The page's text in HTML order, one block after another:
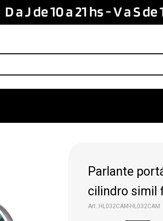
Parlante
cilindro simil
HL032CAM-HL032CAM